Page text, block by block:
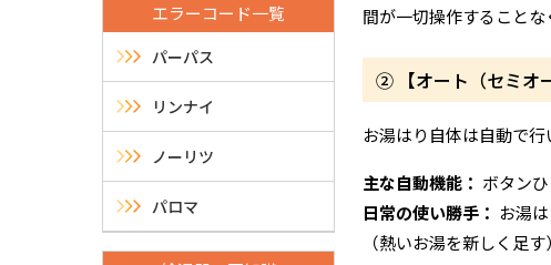
エラーコード一覧
パーパス
リンナイ
ノーリツ
パロマ
間が一切操作すること
② 【オート（セミオ
お湯はり自体は自動で
主な自動機能： ボタン
日常の使い勝手： お湯
（熱いお湯を新しく足